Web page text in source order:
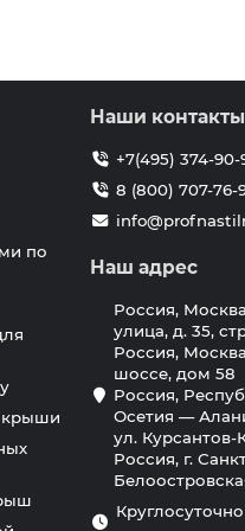
по
крыши
Наши контакты
+7(495) 374-90-
8 (800) 707-76-
Наш адрес
Россия,
улица, д. 35,
Россия,
шоссе, дом 58
Россия,
Осетия —
ул. Курсантов-
Россия, г.
Круглосуточно